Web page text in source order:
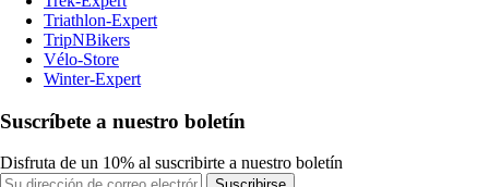
Triathlon-Expert
TripNBikers
Vélo-Store
Winter-Expert
Suscríbete a nuestro boletín
Disfruta de un 10% al suscribirte a nuestro boletín